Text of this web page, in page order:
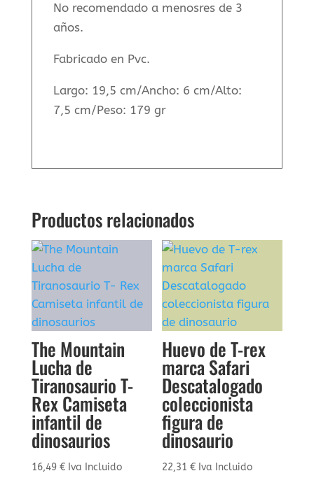
No recomendado a menosres de 3
años.
Fabricado en Pvc.
Largo: 19,5 cm/Ancho: 6 cm/Alto:
7,5 cm/Peso: 179 gr
Productos relacionados
The Mountain
Lucha de
Tiranosaurio T-
Rex Camiseta
infantil de
dinosaurios
16,49 € Iva Incluido
Huevo de T-rex
marca Safari
Descatalogado
coleccionista
figura de
dinosaurio
22,31€ Iva Incluido